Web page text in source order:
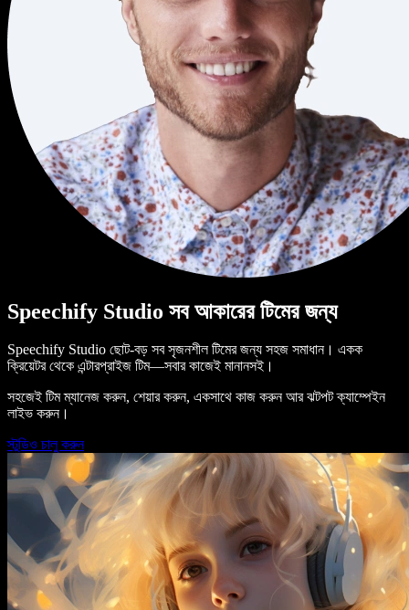
Speechify Studio সব আকারের টিমের জন্য
Speechify Studio ছোট-বড় সব সৃজনশীল টিমের জন্য সহজ সমাধান। একক
ক্রিয়েটর থেকে এন্টারপ্রাইজ টিম—সবার কাজেই মানানসই।
সহজেই টিম ম্যানেজ করুন, শেয়ার করুন, একসাথে কাজ করুন আর ঝটপট ক্যাম্পেইন
লাইভ করুন।
স্টুডিও চালু করুন